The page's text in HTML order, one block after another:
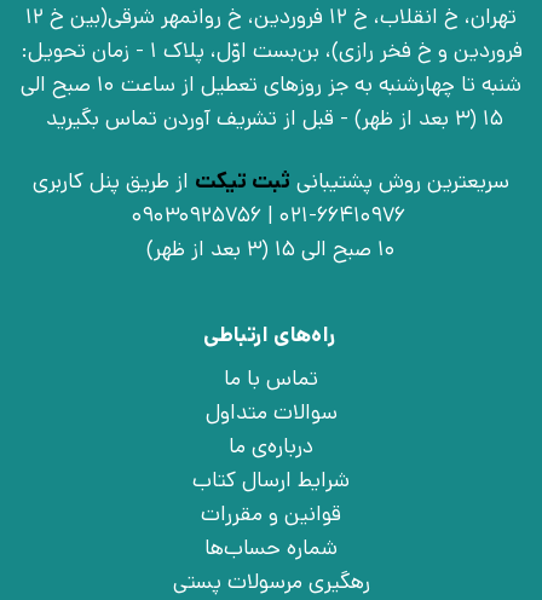
تهران، خ انقلاب، خ 12 فروردین، خ روانمهر شرقی(بین خ 12
فروردین و خ فخر رازی)، بن‌بست اوّل، پلاک 1 - زمان تحویل:
شنبه تا چهارشنبه به جز روزهای تعطیل از ساعت 10 صبح الی
15 (3 بعد از ظهر) - قبل از تشریف آوردن تماس بگیرید
سریعترین روش پشتیبانی ثبت تیکت از طریق پنل کاربری
021-66410976 | 09030925756
10 صبح الی 15 (3 بعد از ظهر)
راه‌های ارتباطی
تماس با ما
سوالات متداول
درباره‌ی ما
شرایط ارسال کتاب
قوانین و مقررات
شماره حساب‌ها
رهگیری مرسولات پستی